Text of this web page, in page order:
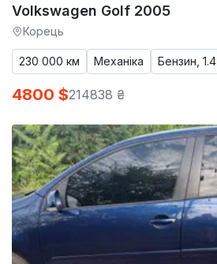
Volkswagen Golf 2005
Корець
230 000 км Механіка Бензин, 1.4
4800 $214838 ₴